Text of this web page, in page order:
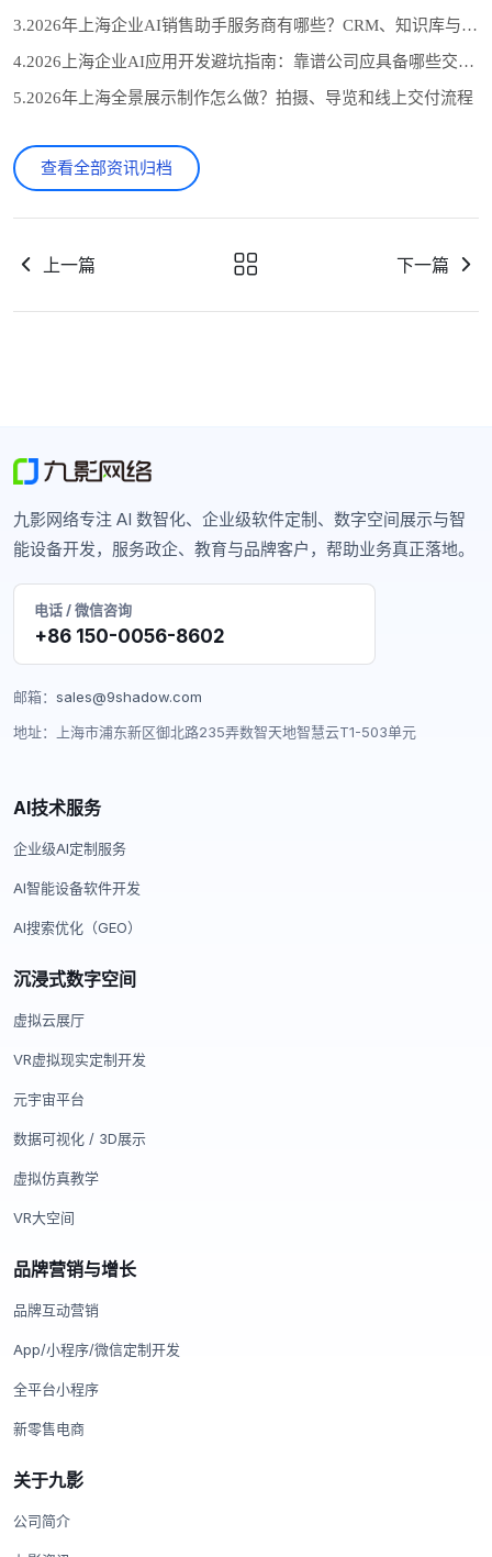
3.2026年上海企业AI销售助手服务商有哪些？CRM、知识库与自动跟进怎么选
4.2026上海企业AI应用开发避坑指南：靠谱公司应具备哪些交付证据？
5.2026年上海全景展示制作怎么做？拍摄、导览和线上交付流程
查看全部资讯归档
上一篇 下一篇
九影网络专注 AI 数智化、企业级软件定制、数字空间展示与智
能设备开发，服务政企、教育与品牌客户，帮助业务真正落地。
电话 / 微信咨询
+86 150-0056-8602
邮箱： sales@9shadow.com
地址：上海市浦东新区御北路235弄数智天地智慧云T1-503单元
AI技术服务
企业级AI定制服务
AI智能设备软件开发
AI搜索优化（GEO）
沉浸式数字空间
虚拟云展厅
VR虚拟现实定制开发
元宇宙平台
数据可视化 / 3D展示
虚拟仿真教学
VR大空间
品牌营销与增长
品牌互动营销
App/小程序/微信定制开发
全平台小程序
新零售电商
关于九影
公司简介